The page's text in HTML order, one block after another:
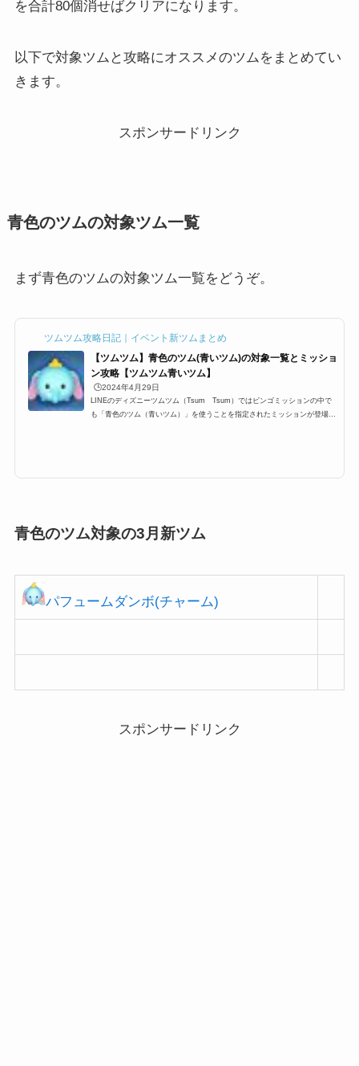
を合計80個消せばクリアになります。
以下で対象ツムと攻略にオススメのツムをまとめてい
きます。
スポンサードリンク
青色のツムの対象ツム一覧
まず青色のツムの対象ツム一覧をどうぞ。
ツムツム攻略日記｜イベント新ツムまとめ
【ツムツム】青色のツム(青いツム)の対象一覧とミッショ
ン攻略【ツムツム青いツム】
🕒️2024年4月29日
LINEのディズニーツムツム（Tsum Tsum）ではビンゴミッションの中で
も「青色のツム（青いツム）」を使うことを指定されたミッションが登場し
青色のツム対象の3月新ツム
パフュームダンボ(チャーム)
スポンサードリンク